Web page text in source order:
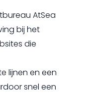
AtSea
bij het
die
lijnen en een
snel een